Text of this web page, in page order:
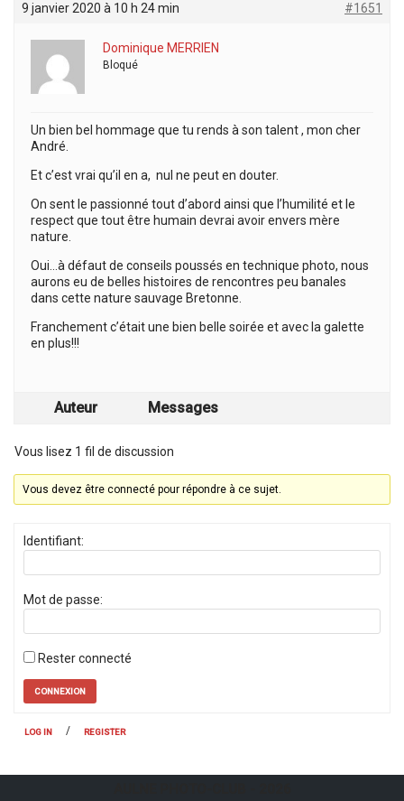
9 janvier 2020 à 10 h 24 min #1651
Dominique MERRIEN
Bloqué
Un bien bel hommage que tu rends à son talent , mon cher
André.
Et c’est vrai qu’il en a, nul ne peut en douter.
On sent le passionné tout d’abord ainsi que l’humilité et le
respect que tout être humain devrai avoir envers mère
nature.
Oui…à défaut de conseils poussés en technique photo, nous
aurons eu de belles histoires de rencontres peu banales
dans cette nature sauvage Bretonne.
Franchement c’était une bien belle soirée et avec la galette
en plus!!!
Auteur Messages
Vous lisez 1 fil de discussion
Vous devez être connecté pour répondre à ce sujet.
Identifiant:
Mot de passe:
Rester connecté
CONNEXION
LOG IN / REGISTER